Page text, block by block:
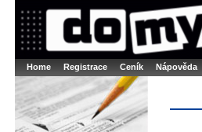
Booker online rezerva�n� syst�m
Rezervujse - Port�l pro online
Home Registrace Ceník Nápověda